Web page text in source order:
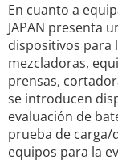
En cuanto a
JAPAN presenta
dispositivos para
mezcladoras,
prensas,
se introducen
evaluación de
prueba de carga/
equipos para la